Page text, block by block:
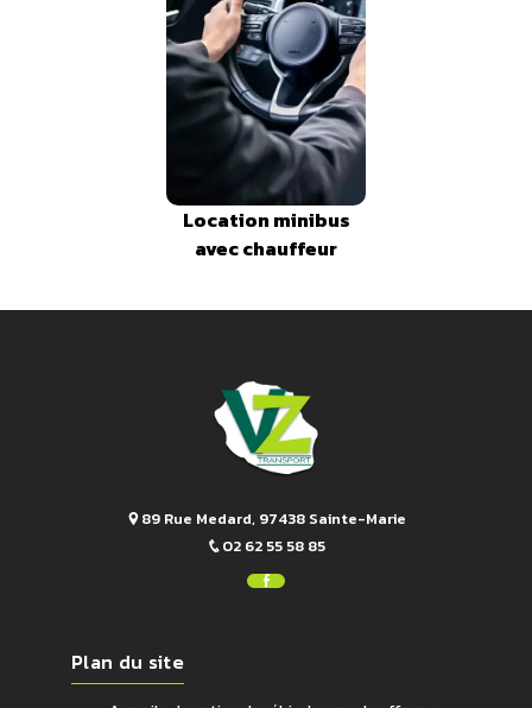
Location minibus
avec chauffeur
89 Rue Medard, 97438 Sainte-Marie
02 62 55 58 85
Plan du site